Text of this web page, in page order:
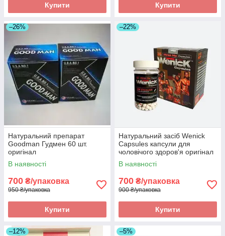
Купити Купити
–26%
Натуральний препарат
Goodman Гудмен 60 шт.
оригінал
В наявності
700 ₴/упаковка
950 ₴/упаковка
Купити
–22%
Натуральний засіб Wenick
Capsules капсули для
чоловічого здоров'я оригінал
В наявності
700 ₴/упаковка
900 ₴/упаковка
Купити
–12% –5%